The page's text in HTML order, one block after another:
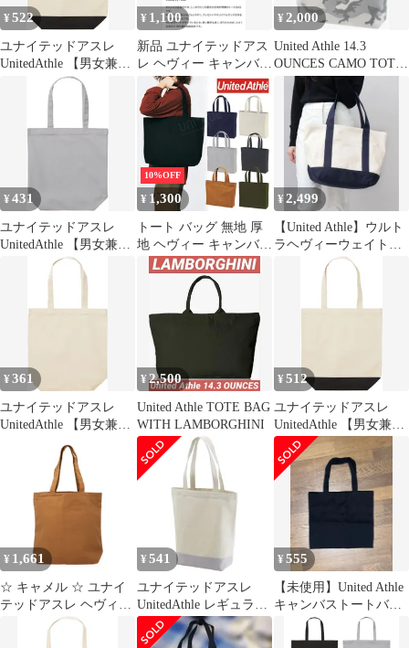
¥522
ユナイテッドアスレ
UnitedAthle 【男女兼
用】 レギュラー キャン
バス トートバッグ 配色
ュラル/ブラック
¥ 1,100
新品 ユナイテッドアス
レ ヘヴィー キャンバス
トートバッグ 中 ナチュ
ラル①
¥2,000
United Athle 14.3
OUNCES CAMO TOTE
BAG
¥431
ユナイテッドアスレ
UnitedAthle 【男女兼
用】 レギュラー キャン
バス トートバッグ カラ
10%OFF
¥ 1,300
トート バッグ 無地 厚
地 ヘヴィー キャンバス
ユナイテッドアスレ
1518-01 大 通勤 通学 ト
ート 帆布 オリジナル
United Athle 手提げ 習
い事 ジム 手提げ エコ
バッグ マザーズバッグ
綿100％ コットン 13L
¥2,499
【United Athle】ウルト
ラヘヴィーウェイトキ
ャンバストートバッグ
¥361
ユナイテッドアスレ
UnitedAthle 【男女兼
用】 レギュラー キャン
バス トートバッグ ナチ
ュラル M 146001NM 19
ナチュラル
¥2,500
United Athle TOTE BAG
WITH LAMBORGHINI
¥512
ユナイテッドアスレ
UnitedAthle 【男女兼
用】 レギュラー キャン
バス トートバッグ 配色
M 146001KM 5202 ナチ
ュラル/ブラック
¥ 1,661
☆ キャメル ☆ ユナイ
テッドアスレ ヘヴィー
キャンバス トートバッ
¥ 541
ユナイテッドアスレ
UnitedAthle レギュラー
キャンバストートバッ
グ カジュアルバッグ
¥555
【未使用】United Athle
キャンバストートバッ
グ ブラック